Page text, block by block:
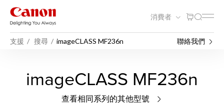
消費者
支援 搜尋 imageCLASS MF236n 聯絡我們
imageCLASS MF236n
查看相同系列的其他型號